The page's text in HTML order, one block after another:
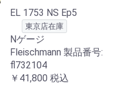
EL 1753 NS Ep5
東京店在庫
Nゲージ
Fleischmann 製品番号:
fl732104
￥41,800 税込